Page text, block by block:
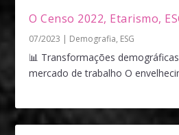
O Censo 2022, Etarismo,
07/2023 | Demografia, ESG
📊 Transformações
mercado de trabalho O